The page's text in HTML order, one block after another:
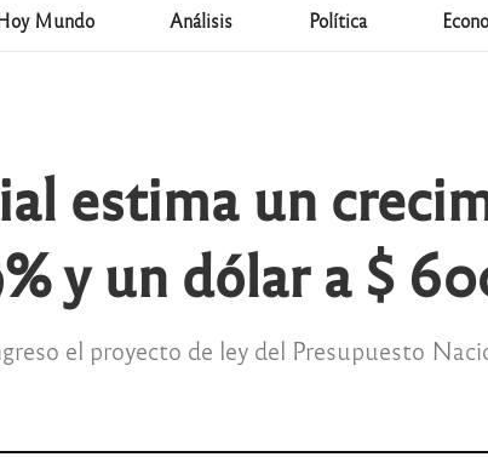
Mundo Análisis Política
estima un
y un dólar a $
el proyecto de ley del Presupuesto